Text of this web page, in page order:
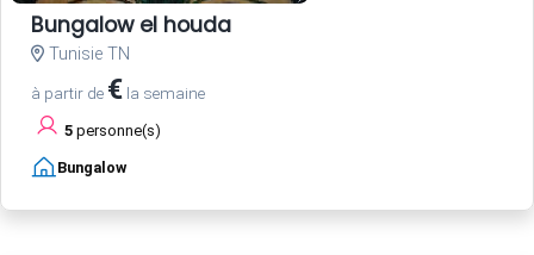
Bungalow el houda
Tunisie TN
à partir de € la semaine
5 personne(s)
Bungalow